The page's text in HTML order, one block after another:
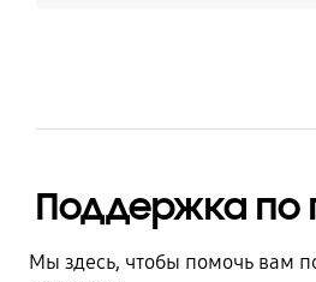
Поддержка по
Мы здесь, чтобы помочь вам